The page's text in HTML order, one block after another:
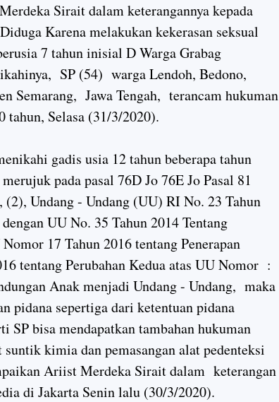
Sirait dalam keterangannya kepada
Karena melakukan kekerasan seksual
7 tahun inisial D Warga Grabag
SP (54) warga Lendoh, Bedono,
Semarang, Jawa Tengah, terancam hukuman
Selasa (31/3/2020).
gadis usia 12 tahun beberapa tahun
pada pasal 76D Jo 76E Jo Pasal 81
(2), Undang - Undang (UU) RI No. 23 Tahun
UU No. 35 Tahun 2014 Tentang
17 Tahun 2016 tentang Penerapan
tentang Perubahan Kedua atas UU Nomor :
Anak menjadi Undang - Undang, maka
pidana sepertiga dari ketentuan pidana
SP bisa mendapatkan tambahan hukuman
kimia dan pemasangan alat pedenteksi
Ariist Merdeka Sirait dalam keterangan
di Jakarta Senin lalu (30/3/2020).